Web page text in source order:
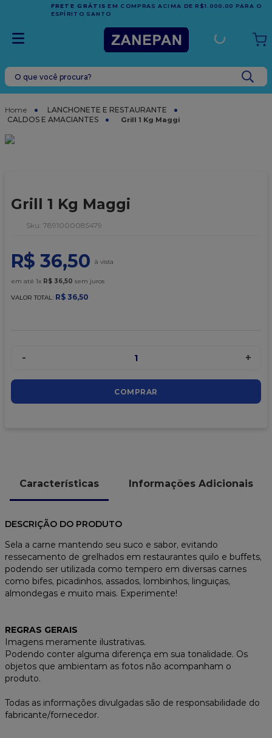
FRETE GRÁTISEM COMPRAS ACIMA DE R$1.000,00 PARA O
ESPÍRITO SANTO
O que você procura?
LANCHONETE E RESTAURANTE
CALDOS E AMACIANTES
Grill 1 Kg Maggi
Grill 1 Kg Maggi
: 7891000085479
R$ 36,50
em até 1x R$ 36,50 sem juros
VALOR TOTAL: R$ 36,50
- 1 +
COMPRAR
Características Informações Adicionais
DESCRIÇÃO DO PRODUTO
Sela a carne mantendo seu suco e sabor, evitando
ressecamento de grelhados em restaurantes quilo e buffets,
podendo ser utilizada como tempero em diversas carnes
como bifes, picadinhos, assados, lombinhos, linguiças,
almondegas e muito mais. Experimente!
REGRAS GERAIS
Imagens meramente ilustrativas.
Podendo conter alguma diferença em sua tonalidade. Os
objetos que ambientam as fotos não acompanham o
produto.
Todas as informações divulgadas são de responsabilidade do
fabricante/fornecedor.
TERMOS MAIS BUSCADOS
leite condensado
6 º
granulado
8º
bala
caixa kraft
10º chocolate